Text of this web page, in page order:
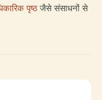
पृष्ठजैसे संसाधनों से